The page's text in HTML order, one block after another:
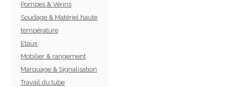
Pompes & Vérins
Soudage & Matériel haute
température
Etaux
Mobilier & rangement
Marquage & Signalisation
Travail du tube